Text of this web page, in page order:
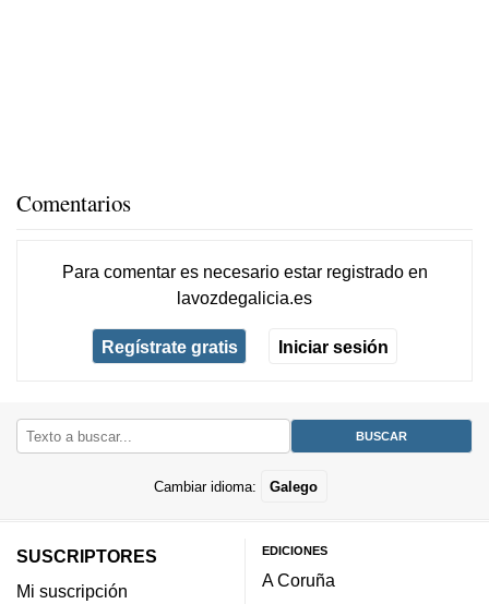
Comentarios
Para comentar es necesario estar registradoen
lavozdegalicia.es
Regístrate gratis Iniciar sesión
Cambiar idioma: Galego
SUSCRIPTORES
Mi suscripción
EDICIONES
A Coruña